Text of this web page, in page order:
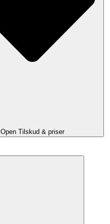
Open Tilskud & priser